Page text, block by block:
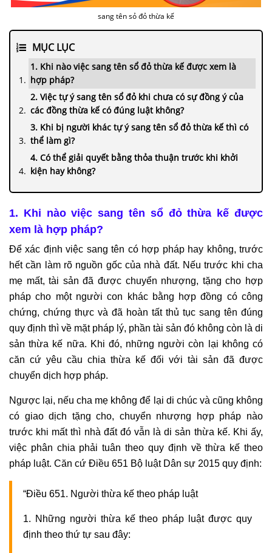
sang tên sỏ đỏ thừa kế
MỤC LỤC
1. Khi nào việc sang tên sổ đỏ thừa kế được xem là
hợp pháp?
2. Việc tự ý sang tên sổ đỏ khi chưa có sự đồng ý của
các đồng thừa kế có đúng luật không?
3. Khi bị người khác tự ý sang tên sổ đỏ thừa kế thì có
thể làm gì?
4. Có thể giải quyết bằng thỏa thuận trước khi khởi
kiện hay không?
1. Khi nào việc sang tên sổ đỏ thừa kế được
xem là hợp pháp?
Để xác định việc sang tên có hợp pháp hay không, trước
hết cần làm rõ nguồn gốc của nhà đất. Nếu trước khi cha
mẹ mất, tài sản đã được chuyển nhượng, tặng cho hợp
pháp cho một người con khác bằng hợp đồng có công
chứng, chứng thực và đã hoàn tất thủ tục sang tên đúng
quy định thì về mặt pháp lý, phần tài sản đó không còn là di
sản thừa kế nữa. Khi đó, những người còn lại không có
căn cứ yêu cầu chia thừa kế đối với tài sản đã được
chuyển dịch hợp pháp.
Ngược lại, nếu cha mẹ không để lại di chúc và cũng không
có giao dịch tặng cho, chuyển nhượng hợp pháp nào
trước khi mất thì nhà đất đó vẫn là di sản thừa kế. Khi ấy,
việc phân chia phải tuân theo quy định về thừa kế theo
pháp luật. Căn cứ Điều 651 Bộ luật Dân sự 2015 quy định:
“Điều 651. Người thừa kế theo pháp luật
1. Những người thừa kế theo pháp luật được quy
định theo thứ tự sau đây: